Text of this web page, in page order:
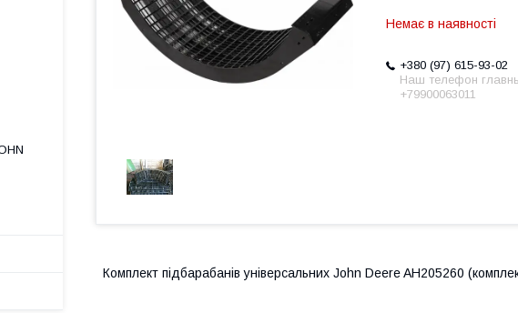
Немає в наявності
+380 (97) 615-93-02
Наш телефон
+79900063011
Комплект підбарабанів універсальних John Deere AH205260